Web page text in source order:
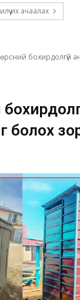
илүү их ачаалах